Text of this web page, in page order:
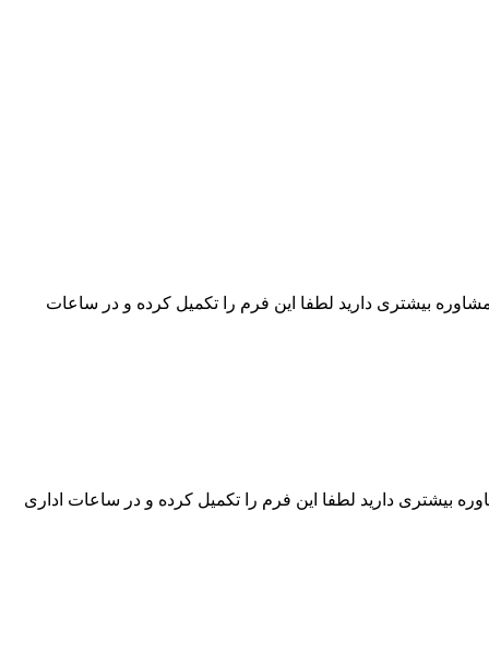
بیشتری دارید لطفا این فرم را تکمیل کرده و در ساعات
بیشتری دارید لطفا این فرم را تکمیل کرده و در ساعات اداری